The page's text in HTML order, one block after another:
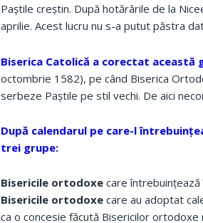
Paştile creştin. După hotărârile de la
aprilie. Acest lucru nu s-a putut păstra
Biserica Catolică a corectat această
octombrie 1582), pe când Biserica
serbeze Paştile pe stil vechi. De aici
După calendarul pe care-l
trei grupe:
Bisericile ortodoxe care întrebuinţează
Bisericile ortodoxe care au adoptat
ca o concesie făcută Bisericilor